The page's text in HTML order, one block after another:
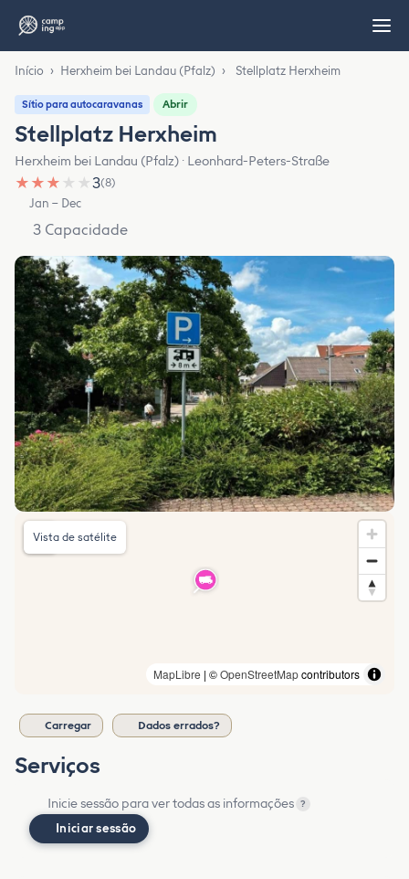
Início › Herxheim bei Landau (Pfalz) › Stellplatz Herxheim
Sítio para autocaravanas Abrir
Stellplatz Herxheim
Herxheim bei Landau (Pfalz) · Leonhard-Peters-Straße
★ ★ ★ ★ ★3(8)
Jan – Dec
3 Capacidade
MapLibre | ©OpenStreetMapcontributors
Vista de satélite
Carregar Dados errados?
Serviços
Inicie sessão para ver todas as informações ?
Iniciar sessão